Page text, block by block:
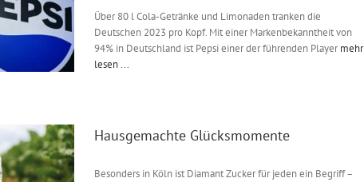
Über 80 l Cola-Getränke und Limonaden tranken die
Deutschen 2023 pro Kopf. Mit einer Markenbekanntheit von
94% in Deutschland ist Pepsi einer der führenden Playermehr
lesen ...
Hausgemachte Glücksmomente
Besonders in Köln ist Diamant Zucker für jeden ein Begriff –